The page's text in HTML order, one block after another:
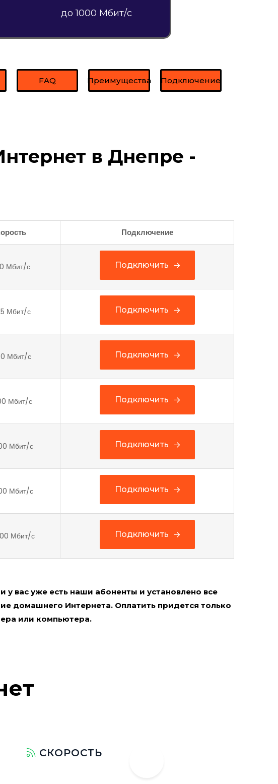
до 1000 Мбит/с
FAQ Преимущества Подключение
в Днепре -
Подключение
Мбит/с
Подключить
Мбит/с
Подключить
Мбит/с
Подключить
Мбит/с
Подключить
Мбит/с
Подключить
Мбит/с
Подключить
Мбит/с
Подключить
вас уже есть наши абоненты и установлено все
домашнего Интернета. Оплатить придется только
или компьютера.
СКОРОСТЬ